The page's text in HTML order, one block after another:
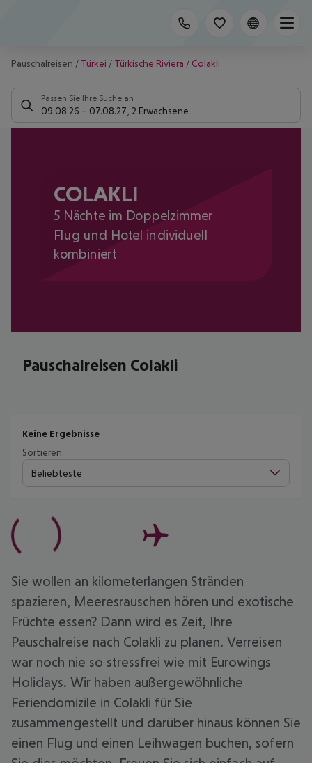
Pauschalreisen / Türkei / Türkische Riviera / Colakli
Passen Sie Ihre Suche an
09.08.26 – 07.08.27 2 Erwachsene
COLAKLI
5 Nächte im Doppelzimmer
Flug und Hotel individuell
kombiniert
Pauschalreisen Colakli
Keine Ergebnisse
Sortieren:
Beliebteste
Sie wollen an kilometerlangen Stränden
spazieren, Meeresrauschen hören und exotische
Früchte essen? Dann wird es Zeit, Ihre
Pauschalreise nach Colakli zu planen. Verreisen
war noch nie so stressfrei wie mit Eurowings
Holidays. Wir haben außergewöhnliche
Feriendomizile in Colakli für Sie
zusammengestellt und darüber hinaus können Sie
einen Flug und einen Leihwagen buchen, sofern